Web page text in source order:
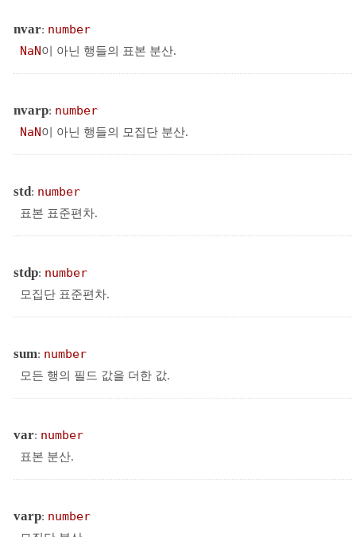
nvar: number
NaN이 아닌 행들의 표본 분산.
nvarp: number
NaN이 아닌 행들의 모집단 분산.
std: number
표본 표준편차.
stdp: number
모집단 표준편차.
sum: number
모든 행의 필드 값을 더한 값.
var: number
표본 분산.
varp: number